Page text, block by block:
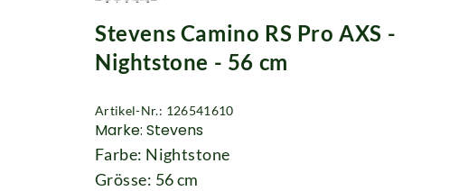
Stevens Camino RS Pro AXS -
Nightstone - 56 cm
Artikel-Nr.: 126541610
Marke: Stevens
Farbe: Nightstone
Grösse: 56 cm